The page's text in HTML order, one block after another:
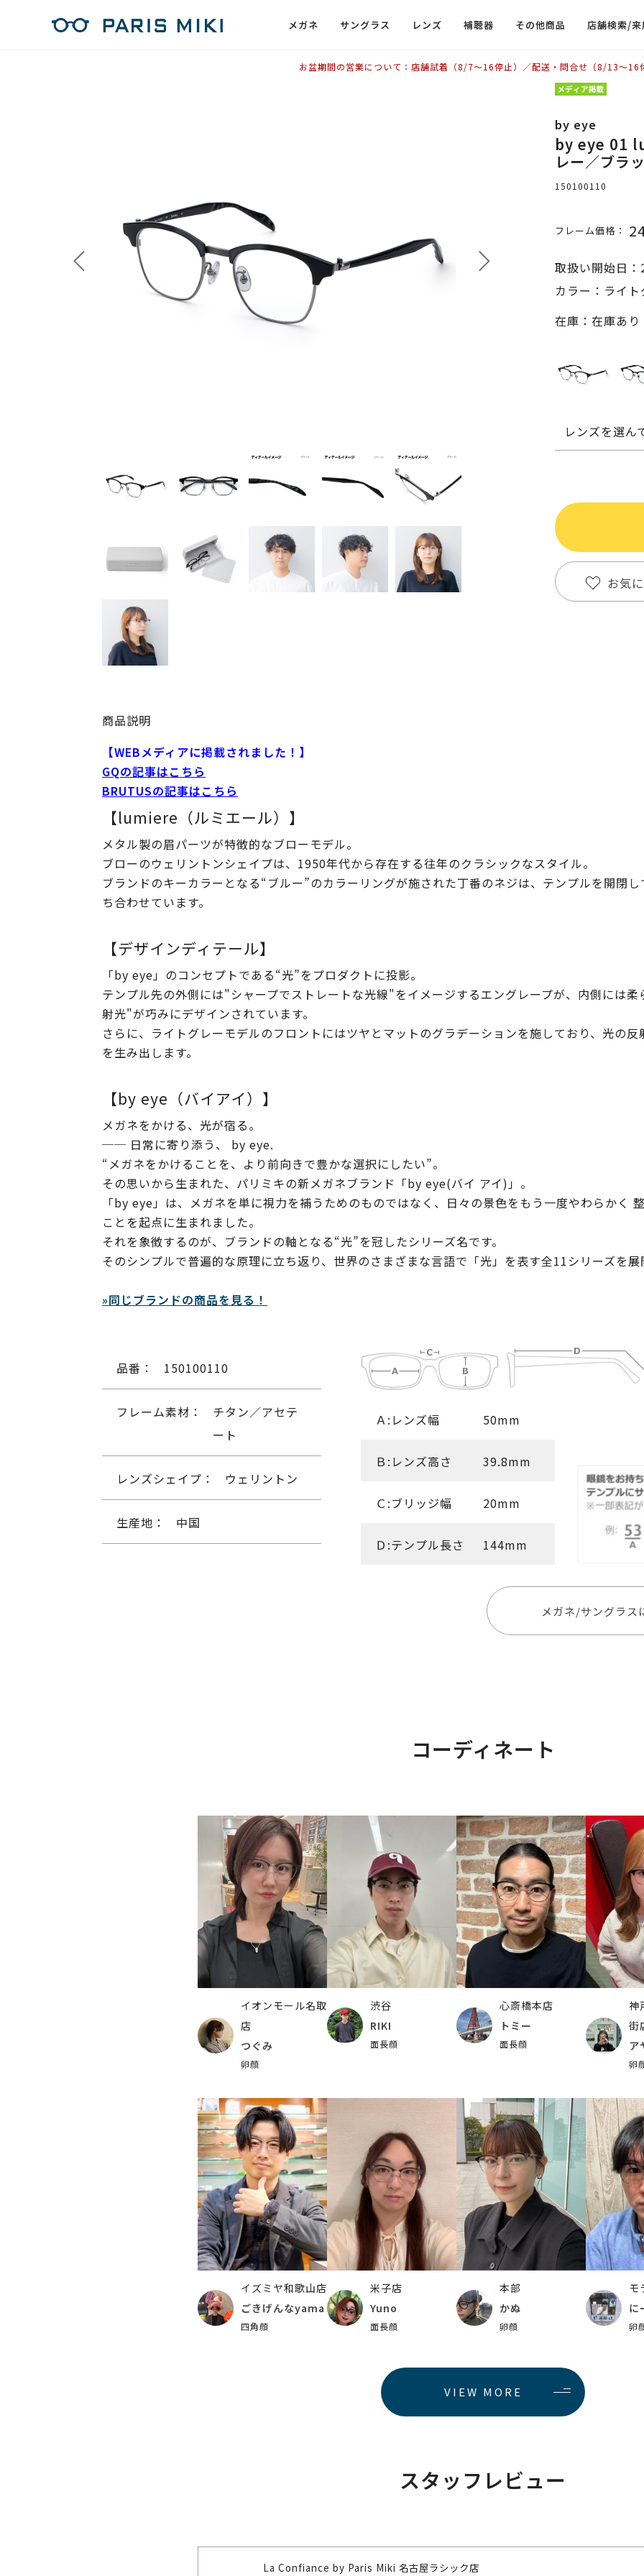
メガネ サングラス レンズ 補聴器 その他商品 店舗検索/
お盆期間の営業について：店舗試着（8/7〜16停止）／配送・問合せ（8/13〜16
by eye
by eye 01
レー／ブラ
150100110
フレーム価格：
取扱い開始日
カラー：ライ
在庫：在庫あり
レンズを選ん
お気
商品説明
【WEBメディアに掲載されました！】
GQの記事はこちら
BRUTUSの記事はこちら
【lumiere（ルミエール）】
メタル製の眉パーツが特徴的なブローモデル。
ブローのウェリントンシェイプは、1950年代から存在する往年のクラシックなスタイル。
ブランドのキーカラーとなる“ブルー”のカラーリングが施された丁番のネジは、テンプルを開閉
ち合わせています。
【デザインディテール】
「by eye」のコンセプトである“光”をプロダクトに投影。
テンプル先の外側には"シャープでストレートな光線"をイメージするエングレープが、内側には
射光"が巧みにデザインされています。
さらに、ライトグレーモデルのフロントにはツヤとマットのグラデーションを施しており、光の
を生み出します。
【by eye（バイアイ）】
メガネをかける、光が宿る。
── 日常に寄り添う、 by eye.
“メガネをかけることを、より前向きで豊かな選択にしたい”。
その思いから生まれた、パリミキの新メガネブランド「by eye(バイ アイ)」。
「by eye」は、メガネを単に視力を補うためのものではなく、日々の景色をもう一度やわらかく
ことを起点に生まれました。
それを象徴するのが、ブランドの軸となる“光”を冠したシリーズ名です。
そのシンプルで普遍的な原理に立ち返り、世界のさまざまな言語で「光」を表す全11シリーズを展
»同じブランドの商品を見る！
品番： 150100110
フレーム素材：
チタン／アセテ
ート
レンズシェイプ： ウェリントン
生産地： 中国
Ａ:レンズ幅 50mm
Ｂ:レンズ高さ 39.8mm
Ｃ:ブリッジ幅 20mm
Ｄ:テンプル長さ 144mm
メガネ/サングラス
コーディネート
イオンモール名取
店
つぐみ
卵顔
渋谷
RIKI
面長顔
心斎橋本店
トミー
面長顔
神
街
ア
卵
イズミヤ和歌山店
ごきげんなyama
四角顔
米子店
Yuno
面長顔
本部
かぬ
卵顔
モ
に
卵
VIEW MORE
スタッフレビュー
La Confiance by Paris Miki 名古屋ラシック店